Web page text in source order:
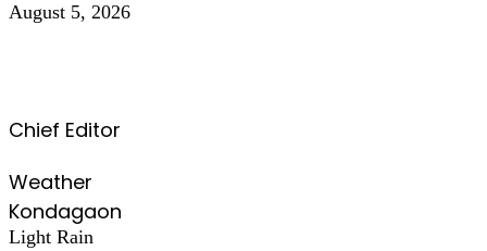
August 5, 2026
Chief Editor
Weather
Kondagaon
Light Rain